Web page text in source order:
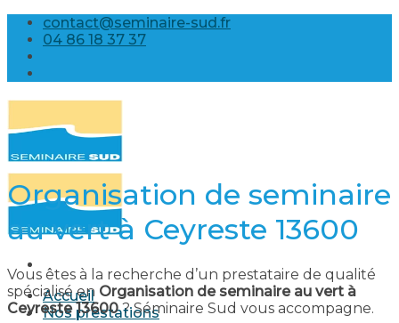
Skip
content
contact@seminaire-sud.fr
04 86 18 37 37
Accueil
Nos prestations
Organisation de seminaire
au vert à Ceyreste 13600
Vous êtes à la recherche d’un prestataire de qualité
spécialisé en Organisation de seminaire au vert à
Ceyreste 13600? Séminaire Sud vous accompagne.